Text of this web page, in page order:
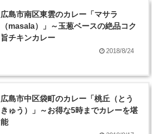
広島市南区東雲のカレー「マサラ
（masala）」～玉葱ベースの絶品コク
旨チキンカレー
2018/8/24
広島市中区袋町のカレー「桃丘（とう
きゅう）」～お得な5時までカレーを堪
能